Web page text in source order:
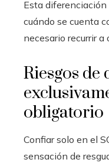
Esta
cuándo se cuenta
necesario recurrir
Riesgos de
obligatorio
Confiar solo en el
sensación de